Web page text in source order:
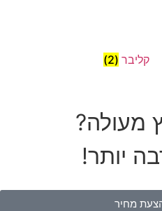
קליבר (2)
מעולה?
יותר!
מחיר